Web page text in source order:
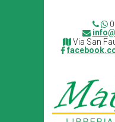
Via San